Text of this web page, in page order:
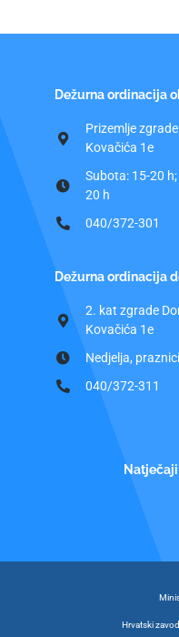
Dežurna ordinacija
Prizemlje
Kovačića 1e
Subota: 15-20
20 h
040/372-301
Dežurna ordinacija
2. kat zgrade
Kovačića 1e
Nedjelja,
040/372-311
Natječaji
Hrvatski